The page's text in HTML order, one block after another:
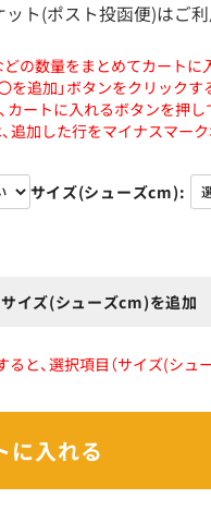
ト(ポスト投函便)はご利
の数量をまとめてカートに
を追加」ボタンをクリック
カートに入れるボタンを押し
加した行をマイナスマーク
サイズ(シューズcm)
イズ(シューズcm)を追加
と、選択項目（サイズ(シュ
に入れる